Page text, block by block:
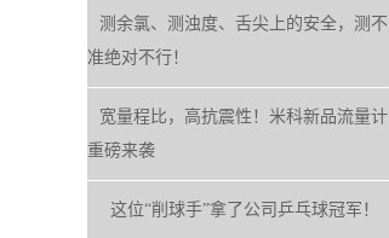
测余氯、测浊度、舌尖上的安全，测不
准绝对不行！
宽量程比，高抗震性！米科新品流量计
重磅来袭
这位“削球手”拿了公司乒乓球冠军！